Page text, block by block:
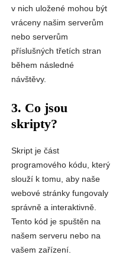
v nich uložené mohou být
vráceny našim serverům
nebo serverům
příslušných třetích stran
během následné
návštěvy.
3. Co jsou
skripty?
Skript je část
programového kódu, který
slouží k tomu, aby naše
webové stránky fungovaly
správně a interaktivně.
Tento kód je spuštěn na
našem serveru nebo na
vašem zařízení.